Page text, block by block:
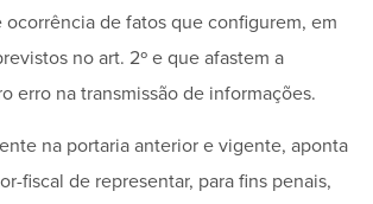
ocorrência de fatos que configurem, em
no art. 2º e que afastem a
erro na transmissão de informações.
na portaria anterior e vigente, aponta
fiscal de representar, para fins penais,